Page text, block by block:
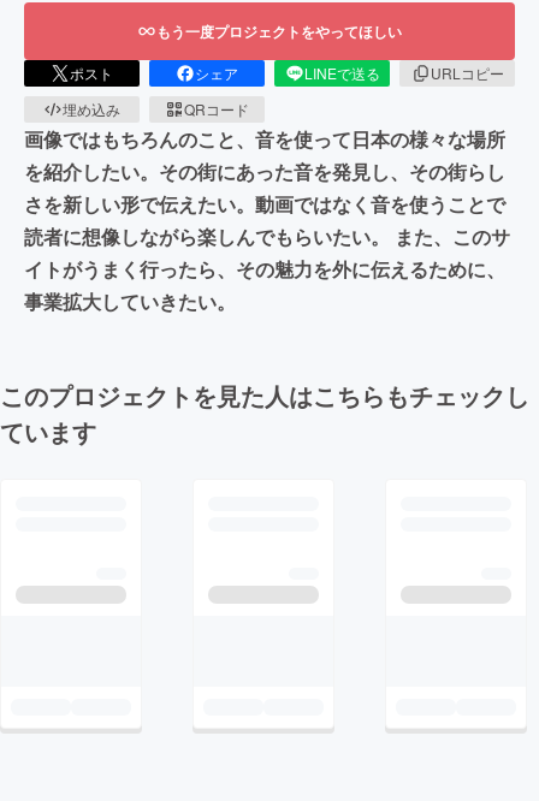
もう一度プロジェクトをやってほしい
ポスト シェア LINEで送る
URLコピー
埋め込み
QRコード
画像ではもちろんのこと、音を使って日本の様々な場所
を紹介したい。その街にあった音を発見し、その街らし
さを新しい形で伝えたい。動画ではなく音を使うことで
読者に想像しながら楽しんでもらいたい。 また、このサ
イトがうまく行ったら、その魅力を外に伝えるために、
事業拡大していきたい。
このプロジェクトを見た人はこちらもチェックし
ています